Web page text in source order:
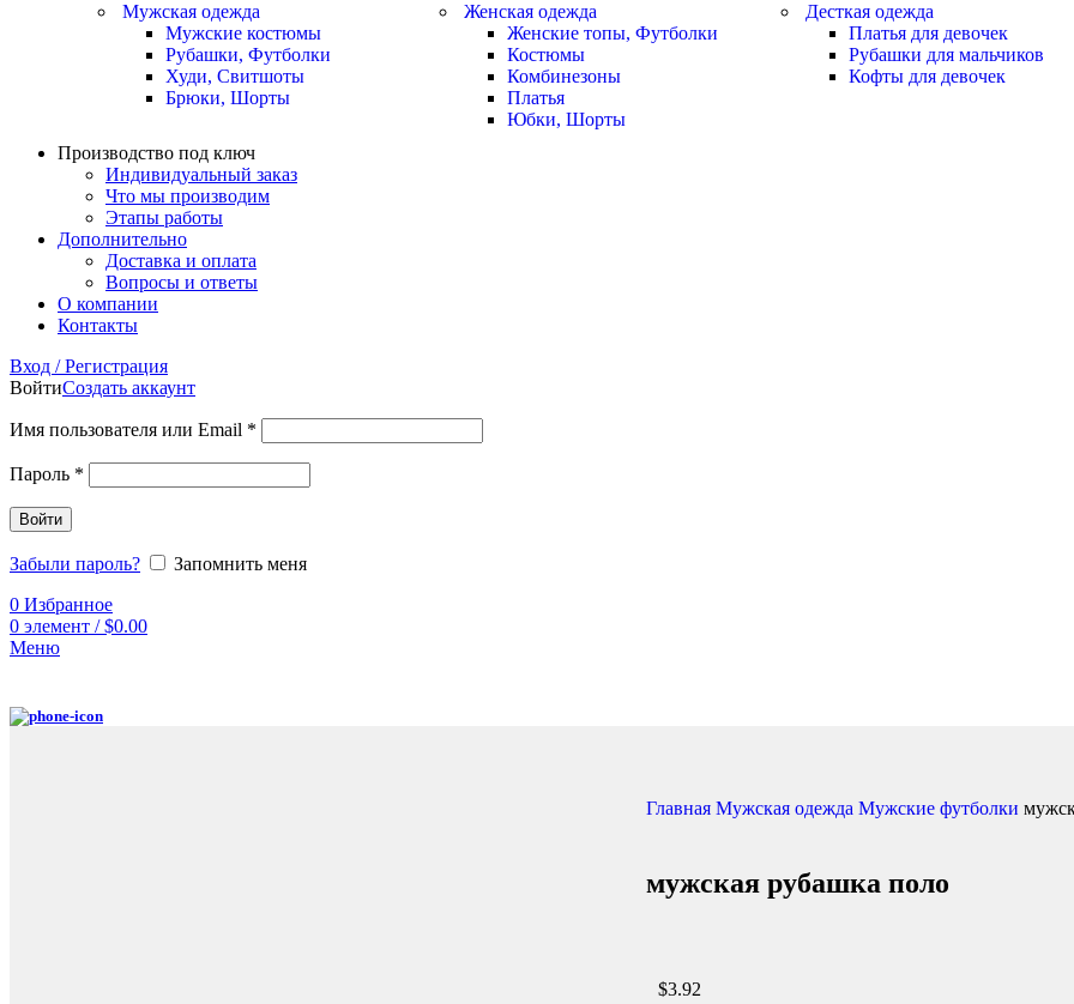
Мужская одежда
Мужские костюмы
Рубашки, Футболки
Худи, Свитшоты
Брюки, Шорты
Женская одежда
Женские топы, Футболки
Костюмы
Комбинезоны
Платья
Юбки, Шорты
Десткая одежда
Платья для девочек
Рубашки для мальчиков
Кофты для девочек
Производство под ключ
Индивидуальный заказ
Что мы производим
Этапы работы
Дополнительно
Доставка и оплата
Вопросы и ответы
О компании
Контакты
Вход / Регистрация
ВойтиСоздать аккаунт
Имя пользователя или Email *
Пароль *
Войти
Забыли пароль?
Запомнить меня
0 Избранное
0 элемент / $0.00
Меню
ГлавнаяМужская одеждаМужские футболки
мужская рубашка поло
$3.92